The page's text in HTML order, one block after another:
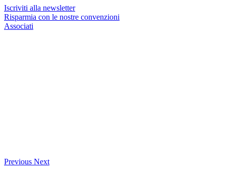
Iscriviti alla newsletter
Risparmia con le nostre convenzioni
Associati
Previous Next